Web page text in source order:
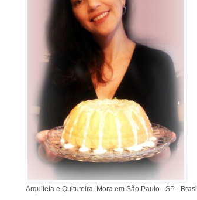
Arquiteta e Quituteira. Mora em São Paulo - SP - Brasil